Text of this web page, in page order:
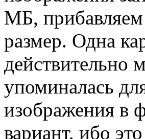
МБ,
размер. Одна
действительно
упоминалась
изображения в
вариант, ибо